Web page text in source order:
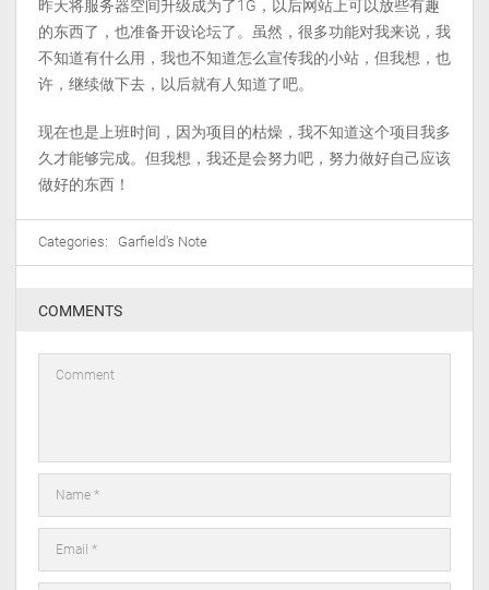
昨天将服务器空间升级成为了1G，以后网站上可以放些有趣
的东西了，也准备开设论坛了。虽然，很多功能对我来说，我
不知道有什么用，我也不知道怎么宣传我的小站，但我想，也
许，继续做下去，以后就有人知道了吧。
现在也是上班时间，因为项目的枯燥，我不知道这个项目我多
久才能够完成。但我想，我还是会努力吧，努力做好自己应该
做好的东西！
Categories: Garfield's Note
COMMENTS